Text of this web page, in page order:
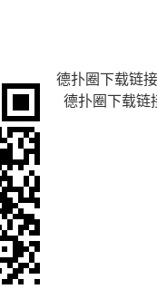
德扑圈下载链接
德扑圈下载链